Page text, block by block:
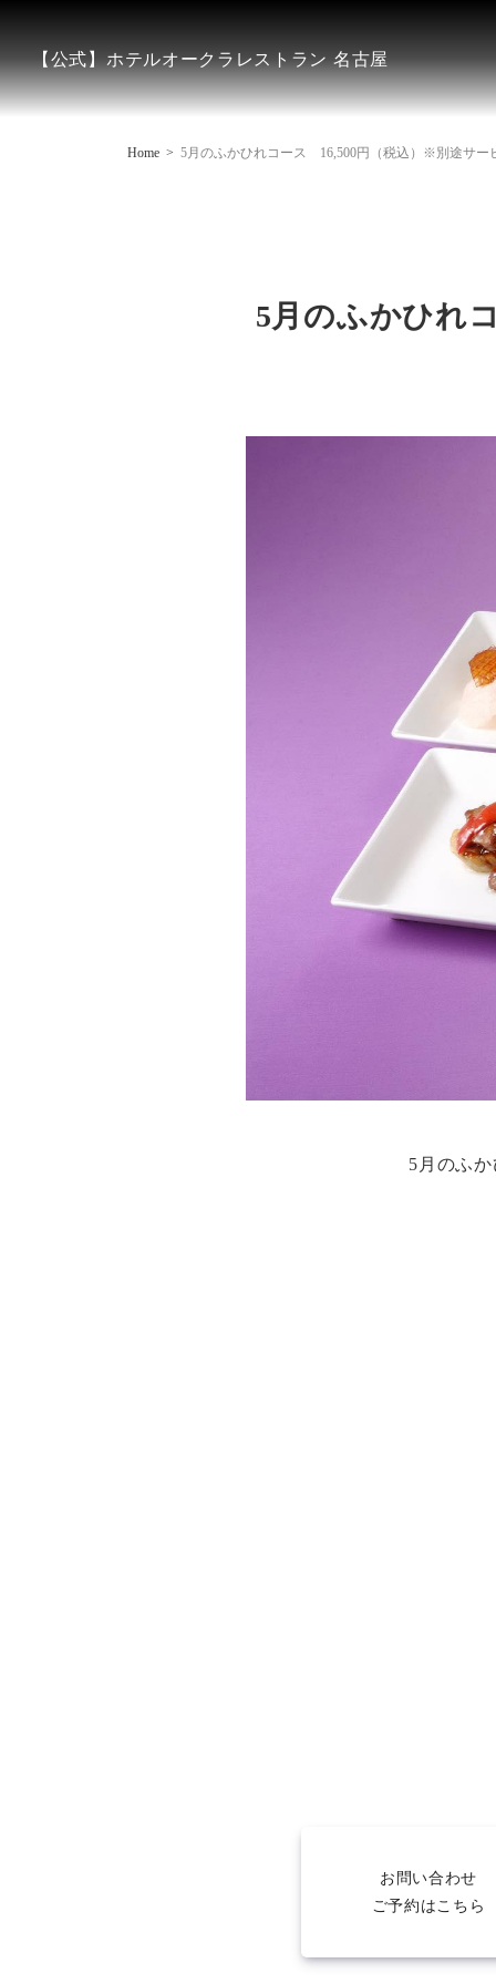
【公式】ホテルオークラレストラン 名古屋
Home 5月のふかひれコース 16,500円（税込）※別途サー
5月のふかひれ
5月のふ
お問い合わせ
ご予約はこちら